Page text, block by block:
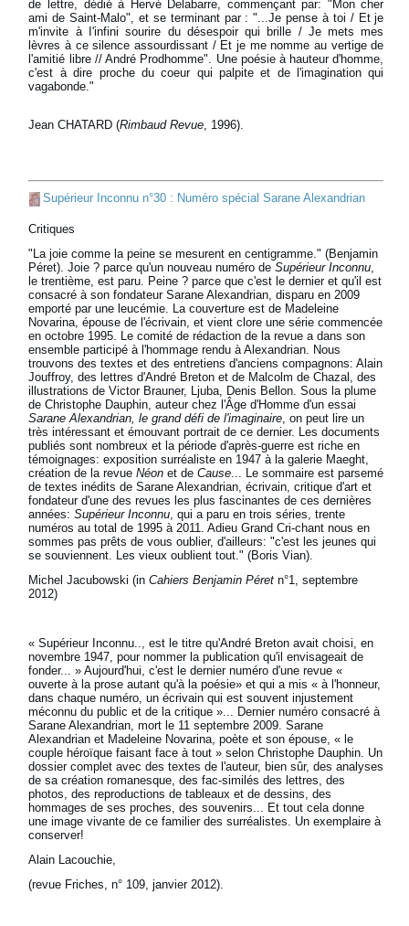
de lettre, dédié à Hervé Delabarre, commençant par: "Mon cher
ami de Saint-Malo", et se terminant par : "...Je pense à toi / Et je
m'invite à I'infini sourire du désespoir qui brille / Je mets mes
lèvres à ce silence assourdissant / Et je me nomme au vertige de
l'amitié libre // André Prodhomme". Une poésie à hauteur d'homme,
c'est à dire proche du coeur qui palpite et de l'imagination qui
vagabonde."
Jean CHATARD (Rimbaud Revue, 1996).
Supérieur Inconnu n°30 : Numéro spécial Sarane Alexandrian
Critiques
"La joie comme la peine se mesurent en centigramme." (Benjamin
Péret). Joie ? parce qu'un nouveau numéro deSupérieur Inconnu,
le trentième, est paru. Peine ? parce que c'est le dernier et qu'il est
consacré à son fondateur Sarane Alexandrian, disparu en 2009
emporté par une leucémie. La couverture est de Madeleine
Novarina, épouse de l'écrivain, et vient clore une série commencée
en octobre 1995. Le comité de rédaction de la revue a dans son
ensemble participé à l'hommage rendu à Alexandrian. Nous
trouvons des textes et des entretiens d'anciens compagnons: Alain
Jouffroy, des lettres d'André Breton et de Malcolm de Chazal, des
illustrations de Victor Brauner, Ljuba, Denis Bellon. Sous la plume
de Christophe Dauphin, auteur chez l'Âge d'Homme d'un essai
Sarane Alexandrian, le grand défi de l'imaginaire, on peut lire un
très intéressant et émouvant portrait de ce dernier. Les documents
publiés sont nombreux et la période d'après-guerre est riche en
témoignages: exposition surréaliste en 1947 à la galerie Maeght,
création de la revueNéon et deCause... Le sommaire est parsemé
de textes inédits de Sarane Alexandrian, écrivain, critique d'art et
fondateur d'une des revues les plus fascinantes de ces dernières
années:Supérieur Inconnu, qui a paru en trois séries, trente
numéros au total de 1995 à 2011. Adieu Grand Cri-chant nous en
sommes pas prêts de vous oublier, d'ailleurs: "c'est les jeunes qui
se souviennent. Les vieux oublient tout." (Boris Vian).
Michel Jacubowski (inCahiers Benjamin Péret n°1, septembre
2012)
« Supérieur Inconnu.., est le titre qu'André Breton avait choisi, en
novembre 1947, pour nommer la publication qu'il envisageait de
fonder... » Aujourd'hui, c'est le dernier numéro d'une revue «
ouverte à la prose autant qu'à la poésie» et qui a mis « à l'honneur,
dans chaque numéro, un écrivain qui est souvent injustement
méconnu du public et de la critique »... Dernier numéro consacré à
Sarane Alexandrian, mort le 11 septembre 2009. Sarane
Alexandrian et Madeleine Novarina, poète et son épouse, « le
couple héroïque faisant face à tout » selon Christophe Dauphin. Un
dossier complet avec des textes de l'auteur, bien sûr, des analyses
de sa création romanesque, des fac-similés des lettres, des
photos, des reproductions de tableaux et de dessins, des
hommages de ses proches, des souvenirs... Et tout cela donne
une image vivante de ce familier des surréalistes. Un exemplaire à
conserver!
Alain Lacouchie,
(revue Friches, n° 109, janvier 2012).